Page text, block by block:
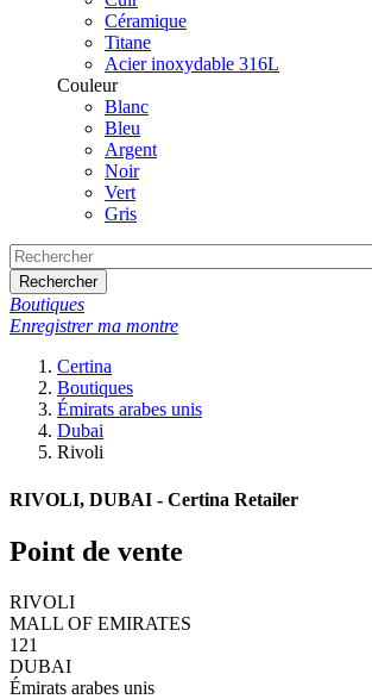
Céramique
Titane
Acier inoxydable 316L
Couleur
Blanc
Bleu
Argent
Noir
Vert
Gris
Rechercher
Boutiques
Enregistrer ma montre
Certina
Boutiques
Émirats arabes unis
Dubai
Rivoli
RIVOLI, DUBAI - Certina Retailer
Point de vente
RIVOLI
MALL OF EMIRATES
121
DUBAI
Émirats arabes unis